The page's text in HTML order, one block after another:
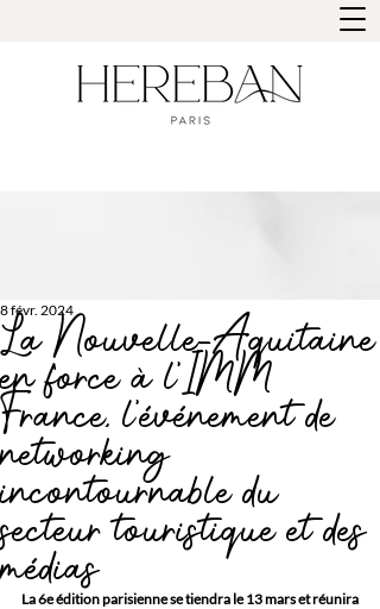
La Nouvelle-Aquitaine
en force à l'IMM
France, l’événement de
networking
incontournable du
secteur touristique et des
médias
8 févr. 2024
La 6e édition parisienne se tiendra le 13 mars et réunira